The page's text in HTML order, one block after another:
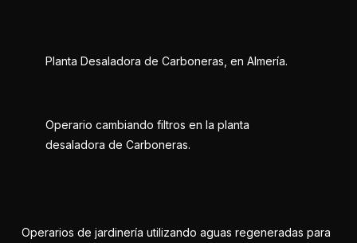
Planta Desaladora de Carboneras, en Almería.
Operario cambiando filtros en la planta
desaladora de Carboneras.
Operarios de jardinería utilizando aguas regeneradas para